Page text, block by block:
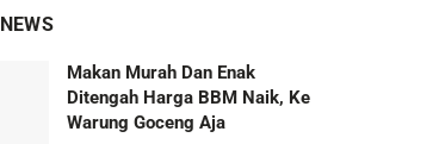
Makan Murah Dan Enak
Ditengah Harga BBM Naik, Ke
Warung Goceng Aja